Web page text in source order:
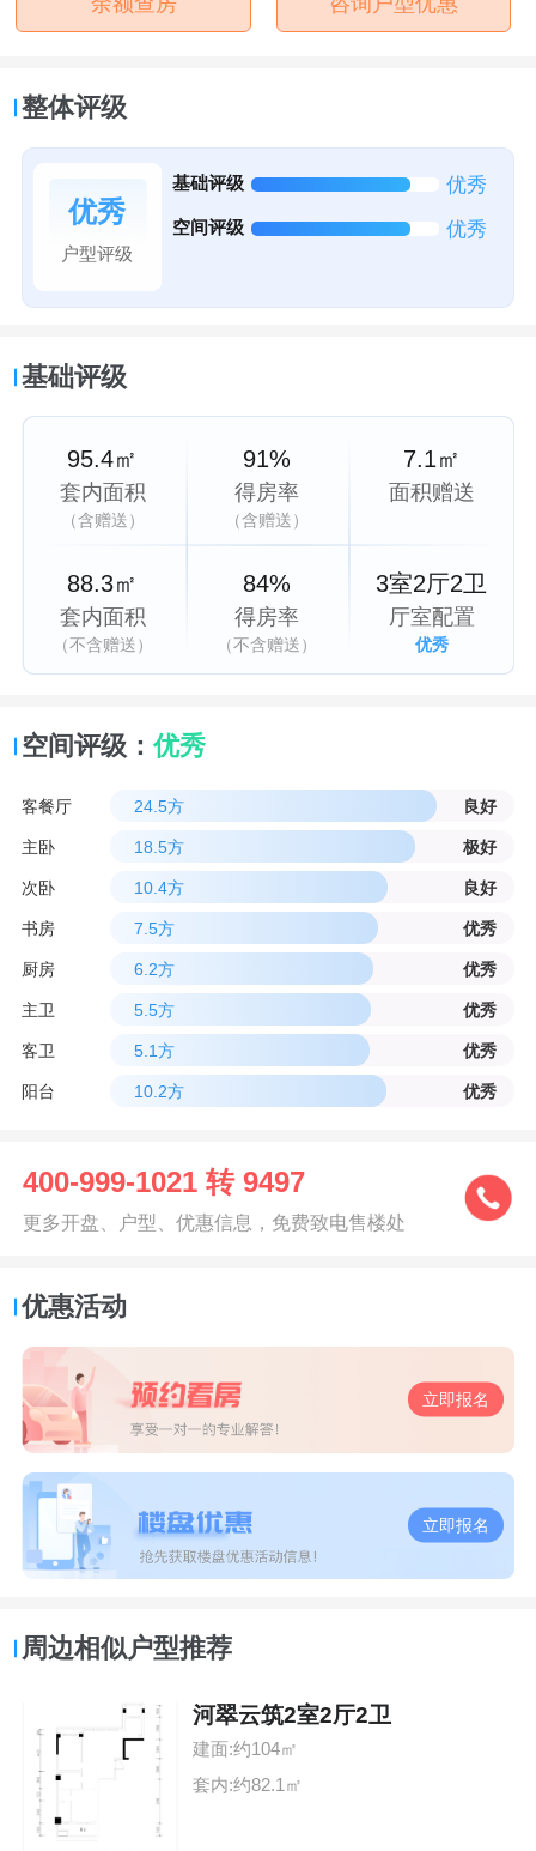
整体评级
优秀
户型评级
基础评级 优秀
空间评级 优秀
基础评级
95.4㎡
套内面积
（含赠送）
88.3㎡
套内面积
（不含赠送）
91%
得房率
（含赠送）
84%
得房率
（不含赠送）
7.1㎡
面积赠送
3室2厅2卫
厅室配置
优秀
空间评级： 优秀
客餐厅 24.5方 良好
主卧 18.5方 极好
次卧 10.4方 良好
书房 7.5方 优秀
厨房 6.2方 优秀
主卫 5.5方 优秀
客卫 5.1方 优秀
阳台 10.2方 优秀
400-999-1021 转 9497
更多开盘、户型、优惠信息，免费致电售楼处
优惠活动
立即报名
立即报名
周边相似户型推荐
河翠云筑2室2厅2卫
建面:约104㎡
套内:约82.1㎡